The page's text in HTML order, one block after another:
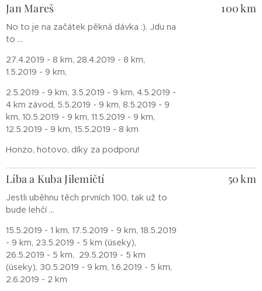
Jan Mareš
No to je na začátek pěkná dávka :). Jdu na
to ...
27.4.2019 - 8 km, 28.4.2019 - 8 km,
1.5.2019 - 9 km,
2.5.2019 - 9 km, 3.5.2019 - 9 km, 4.5.2019 -
4 km závod, 5.5.2019 - 9 km, 8.5.2019 - 9
km, 10.5.2019 - 9 km, 11.5.2019 - 9 km,
12.5.2019 - 9 km, 15.5.2019 - 8 km
Honzo, hotovo, díky za podporu!
100 km
Líba a Kuba Jilemičtí
Jestli uběhnu těch prvních 100, tak už to
bude lehčí ...
15.5.2019 - 1 km, 17.5.2019 - 9 km, 18.5.2019
- 9 km, 23.5.2019 - 5 km (úseky),
26.5.2019 - 5 km, 29.5.2019 - 5 km
(úseky), 30.5.2019 - 9 km, 1.6.2019 - 5 km,
2.6.2019 - 2 km
50 km